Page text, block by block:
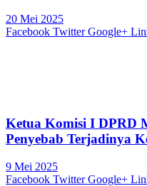
20 Mei 2025
Facebook Twitter Google+
Ketua Komisi I DPRD
Penyebab Terjadinya
9 Mei 2025
Facebook Twitter Google+